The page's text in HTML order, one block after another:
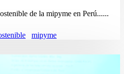
de la mipyme en Perú......
mipyme